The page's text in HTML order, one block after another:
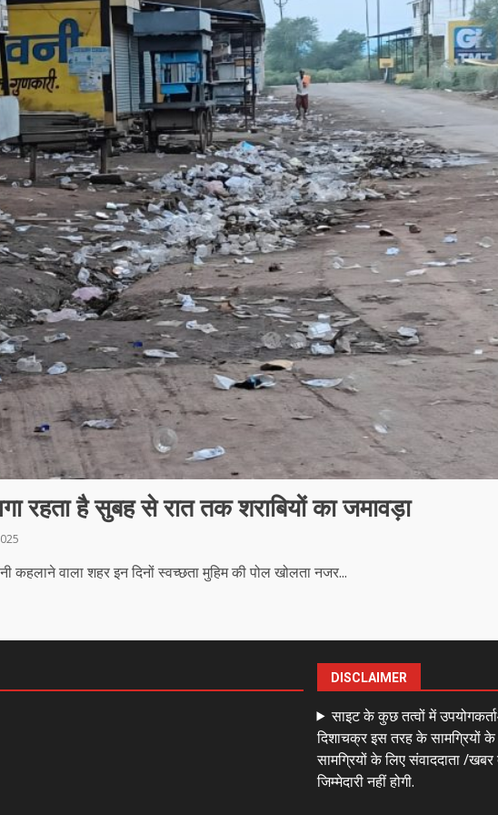
रहता है सुबह से रात तक शराबियों का जमावड़ा
कहलाने वाला शहर इन दिनों स्वच्छता मुहिम की पोल खोलता नजर...
DISCLAIMER
साइट के कुछ तत्वों में
दिशाचक्र इस तरह के सामग्रियों के
सामग्रियों के लिए संवाददाता /
जिम्मेदारी नहीं होगी.